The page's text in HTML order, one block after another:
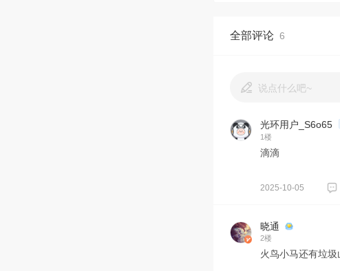
全部评论 6
说点什么吧~
光环用户_S6o65
1楼
滴滴
2025-10-05
晓通
2楼
火鸟小马还有垃